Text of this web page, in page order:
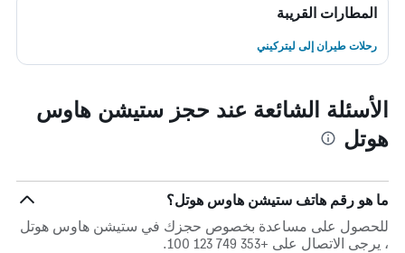
المطارات القريبة
رحلات طيران إلى ليتركيني
الأسئلة الشائعة عند حجز ستيشن هاوس
هوتل
ما هو رقم هاتف ستيشن هاوس هوتل؟
للحصول على مساعدة بخصوص حجزك في ستيشن هاوس هوتل
، يرجى الاتصال على +353 749 123 100.